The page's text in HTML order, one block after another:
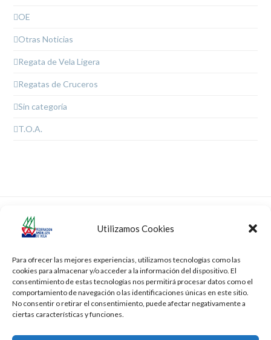
Utilizamos Cookies
Para ofrecer las mejores experiencias, utilizamos tecnologías como las
cookies para almacenar y/o acceder a la información del dispositivo. El
consentimiento de estas tecnologías nos permitirá procesar datos como el
comportamiento de navegación o las identificaciones únicas en este sitio.
No consentir o retirar el consentimiento, puede afectar negativamente a
ciertas características y funciones.
OE
Otras Noticias
Regata de Vela Ligera
Regatas de Cruceros
Sin categoría
T.O.A.
previous
VI Regata Ciudad del
Puerto, Trofeo Excellence
next
Puerto, Trofeo Excellence